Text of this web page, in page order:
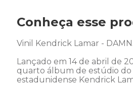
Conheça esse
Vinil Kendrick Lamar -
Lançado em 14 de abril de
quarto álbum de estúdio do
estadunidense Kendrick